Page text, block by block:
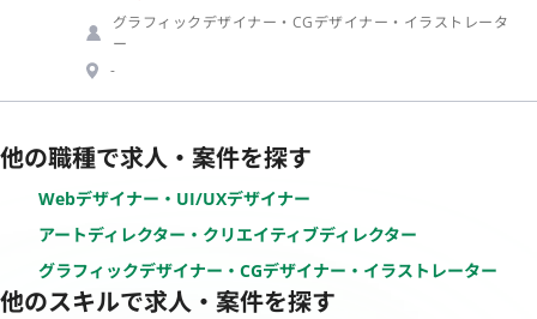
グラフィックデザイナー・CGデザイナー・イラストレータ
ー
-
他の職種で求人・案件を探す
Webデザイナー・UI/UXデザイナー
アートディレクター・クリエイティブディレクター
グラフィックデザイナー・CGデザイナー・イラストレーター
他のスキルで求人・案件を探す